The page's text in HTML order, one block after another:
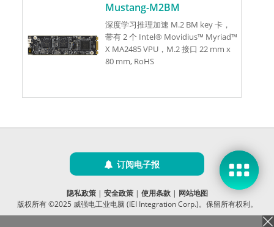
Mustang-M2BM
深度学习推理加速 M.2 BM key 卡，
带有 2 个 Intel® Movidius™ Myriad™
X MA2485 VPU，M.2 接口 22 mm x
80 mm, RoHS
订阅电子报
隐私政策| 安全政策| 使用条款| 网站地图
版权所有 ©2025 威强电工业电脑 (IEI Integration Corp.)。保留所有权利。